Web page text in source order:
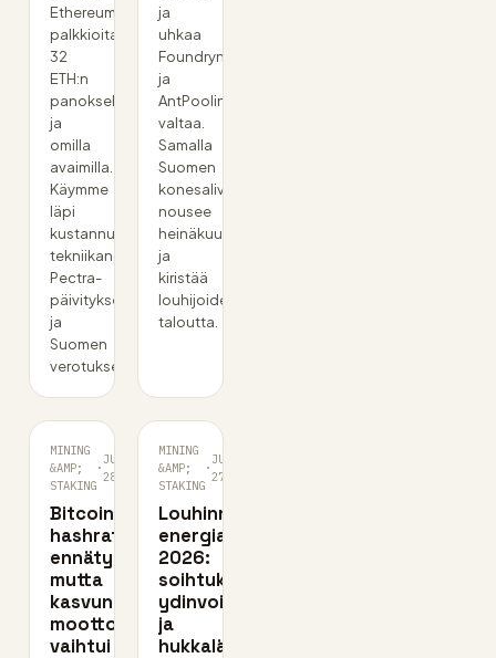
Ethereum-
palkkioita
32
ETH:n
panoksella
ja
omilla
avaimilla.
Käymme
läpi
kustannukset,
tekniikan,
Pectra-
päivityksen
ja
Suomen
verotuksen.
ja
uhkaa
Foundryn
ja
AntPoolin
valtaa.
Samalla
Suomen
konesalivero
nousee
heinäkuussa
ja
kiristää
louhijoiden
taloutta.
MINING
&AMP;
STAKING
·
JUN
28
Bitcoinin
hashrate
ennätyksessä,
mutta
kasvun
moottori
vaihtui
MINING
&AMP;
STAKING
·
JUN
27
Louhinnan
energiamix
2026:
soihtukaasu,
ydinvoima
ja
hukkalämpö